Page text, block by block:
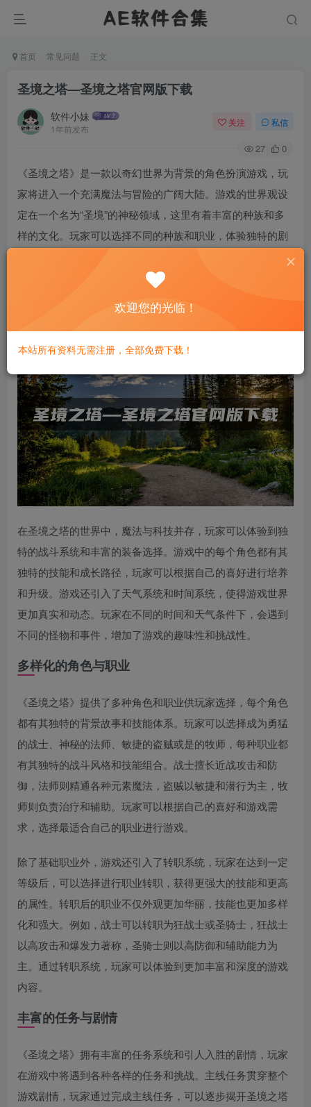
首页 常见问题 正文
圣境之塔—圣境之塔官网版下载
软件小妹
1年前发布
关注 私信
27 0
《圣境之塔》是一款以奇幻世界为背景的角色扮演游戏，玩
家将进入一个充满魔法与冒险的广阔大陆。游戏的世界观设
定在一个名为“圣境”的神秘领域，这里有着丰富的种族和多
样的文化。玩家可以选择不同的种族和职业，体验独特的剧
情和任务。圣境之塔作为游戏的核心元素，是一座充满谜团
和挑战的高塔，每一层都隐藏着强大的敌人和珍贵的宝藏。
在圣境之塔的世界中，魔法与科技并存，玩家可以体验到独
特的战斗系统和丰富的装备选择。游戏中的每个角色都有其
独特的技能和成长路径，玩家可以根据自己的喜好进行培养
和升级。游戏还引入了天气系统和时间系统，使得游戏世界
更加真实和动态。玩家在不同的时间和天气条件下，会遇到
不同的怪物和事件，增加了游戏的趣味性和挑战性。
多样化的角色与职业
《圣境之塔》提供了多种角色和职业供玩家选择，每个角色
都有其独特的背景故事和技能体系。玩家可以选择成为勇猛
的战士、神秘的法师、敏捷的盗贼或是的牧师，每种职业都
有其独特的战斗风格和技能组合。战士擅长近战攻击和防
御，法师则精通各种元素魔法，盗贼以敏捷和潜行为主，牧
师则负责治疗和辅助。玩家可以根据自己的喜好和游戏需
求，选择最适合自己的职业进行游戏。
除了基础职业外，游戏还引入了转职系统，玩家在达到一定
等级后，可以选择进行职业转职，获得更强大的技能和更高
的属性。转职后的职业不仅外观更加华丽，技能也更加多样
化和强大。例如，战士可以转职为狂战士或圣骑士，狂战士
以高攻击和爆发力著称，圣骑士则以高防御和辅助能力为
主。通过转职系统，玩家可以体验到更加丰富和深度的游戏
内容。
丰富的任务与剧情
《圣境之塔》拥有丰富的任务系统和引人入胜的剧情，玩家
在游戏中将遇到各种各样的任务和挑战。主线任务贯穿整个
游戏剧情，玩家通过完成主线任务，可以逐步揭开圣境之塔
欢迎您的光临！
本站所有资料无需注册，全部免费下载！